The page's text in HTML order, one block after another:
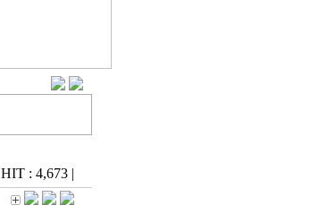
HIT : 4,673 |